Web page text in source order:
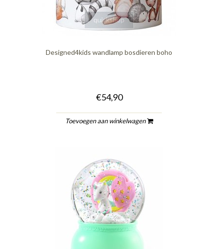
quickshop
Designed4kids wandlamp bosdieren boho
€54,90
Toevoegen aan winkelwagen